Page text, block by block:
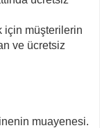
için müşterilerin
ve ücretsiz
muayenesi.